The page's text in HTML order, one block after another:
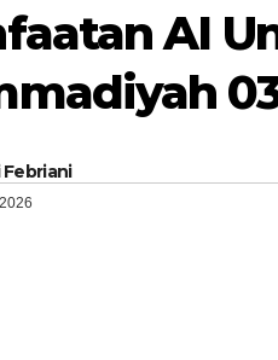
AI
Febriani